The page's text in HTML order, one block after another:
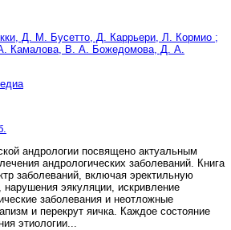
Д. М. Бусетто, Д. Каррьери, Л. Кормио ;
Камалова, В. А. Божедомова, Д. А.
андрологии посвящено актуальным
андрологических заболеваний. Книга
заболеваний, включая эректильную
эякуляции, искривление
заболевания и неотложные
и перекрут яичка. Каждое состояние
этиологии